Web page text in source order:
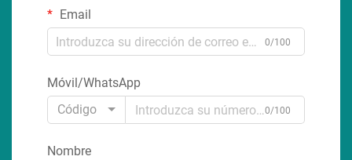
Email
0/100
Móvil/WhatsApp
Código
0/100
Nombre